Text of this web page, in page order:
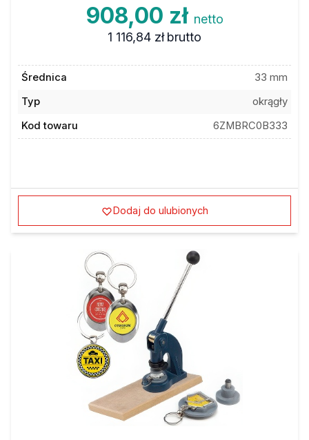
908,00 zł netto
1 116,84 zł brutto
Średnica
33 mm
Typ
okrągły
Kod towaru
6ZMBRC0B333
Dodaj do ulubionych